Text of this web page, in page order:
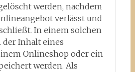
werden, nachdem
verlässt und
In einem solchen
der Inhalt eines
Onlineshop oder ein
werden. Als